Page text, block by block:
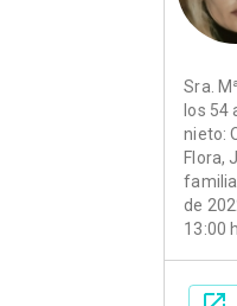
Sra.
los 54
nieto:
Flora,
de
13:00